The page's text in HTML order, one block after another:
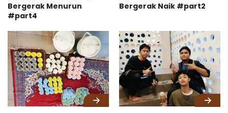
Bergerak Menurun
#part4
Bergerak Naik #part2